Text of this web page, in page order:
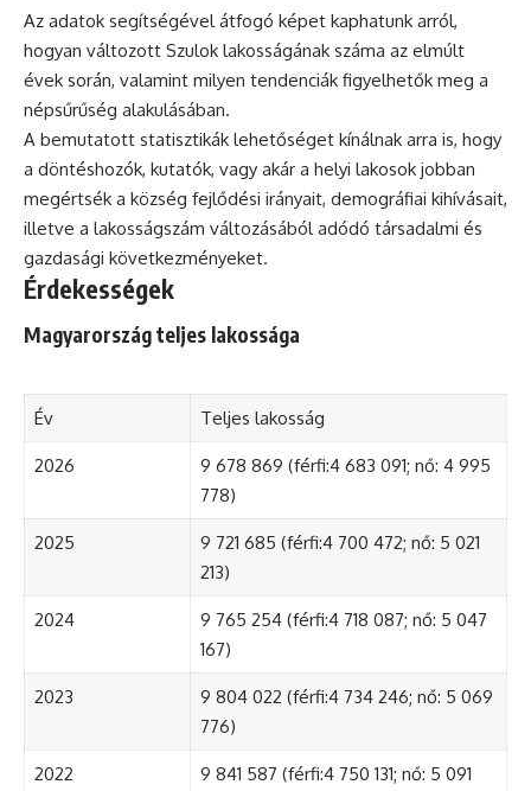
Az adatok segítségével átfogó képet kaphatunk arról,
hogyan változott Szulok lakosságának száma az elmúlt
évek során, valamint milyen tendenciák figyelhetők meg a
népsűrűség alakulásában.
A bemutatott statisztikák lehetőséget kínálnak arra is, hogy
a döntéshozók, kutatók, vagy akár a helyi lakosok jobban
megértsék a község fejlődési irányait, demográfiai kihívásait,
illetve a lakosságszám változásából adódó társadalmi és
gazdasági következményeket.
Érdekességek
Magyarország teljes lakossága
Év Teljes lakosság
2026
9 678 869 (férfi:4 683 091; nő: 4 995
778)
2025
9 721 685 (férfi:4 700 472; nő: 5 021
213)
2024
9 765 254 (férfi:4 718 087; nő: 5 047
167)
2023
9 804 022 (férfi:4 734 246; nő: 5 069
776)
2022
9 841 587 (férfi:4 750 131; nő: 5 091